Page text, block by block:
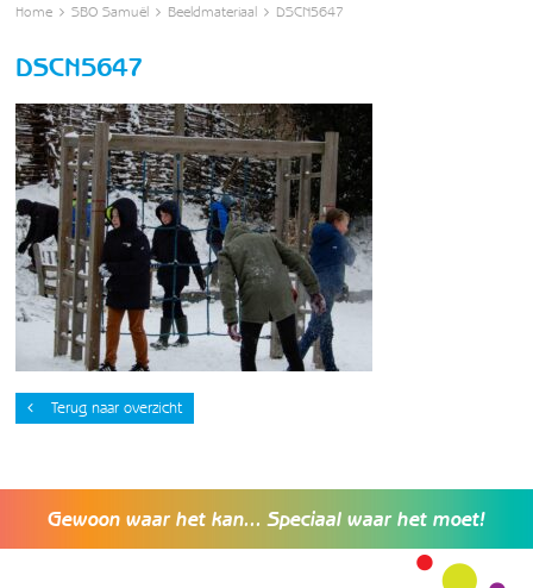
Home SBO Samuël Beeldmateriaal DSCN5647
DSCN5647
Terug naar overzicht
Gewoon waar het kan... Speciaal waar het moet!